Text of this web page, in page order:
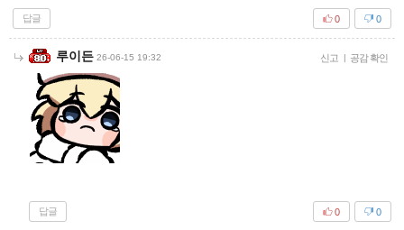
답글 0
0
루이든 26-06-15 19:32 신고 | 공감 확인
답글 0
0